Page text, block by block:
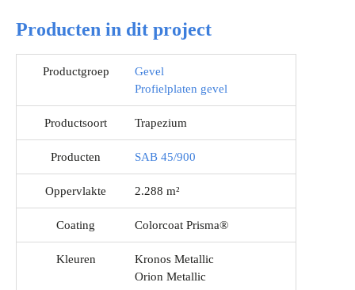
Producten in dit project
Productgroep
Gevel
Profielplaten gevel
Productsoort Trapezium
Producten SAB 45/900
Oppervlakte 2.288 m²
Coating Colorcoat Prisma®
Kleuren
Kronos Metallic
Orion Metallic